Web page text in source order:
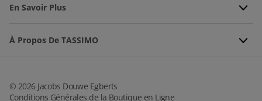
En Savoir Plus
À Propos De TASSIMO
© 2026Jacobs Douwe Egberts
Conditions Générales de la Boutique en Ligne